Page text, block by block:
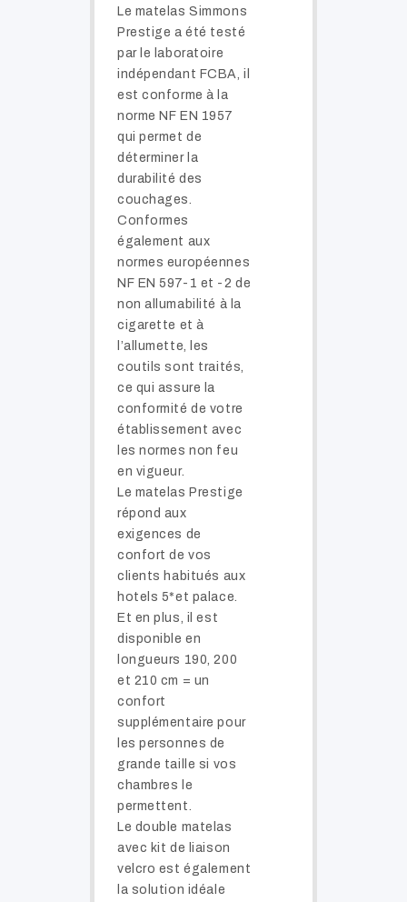
Le matelas Simmons
Prestige a été testé
par le laboratoire
indépendant FCBA, il
est conforme à la
norme NF EN 1957
qui permet de
déterminer la
durabilité des
couchages.
Conformes
également aux
normes européennes
NF EN 597-1 et -2 de
non allumabilité à la
cigarette et à
l’allumette, les
coutils sont traités,
ce qui assure la
conformité de votre
établissement avec
les normes non feu
en vigueur.
Le matelas Prestige
répond aux
exigences de
confort de vos
clients habitués aux
hotels 5*et palace.
Et en plus, il est
disponible en
longueurs 190, 200
et 210 cm = un
confort
supplémentaire pour
les personnes de
grande taille si vos
chambres le
permettent.
Le double matelas
avec kit de liaison
velcro est également
la solution idéale